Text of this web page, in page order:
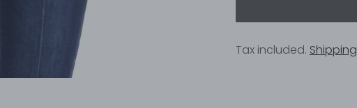
Tax included. Shipping